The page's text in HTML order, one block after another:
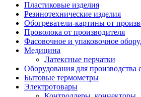
Пластиковые изделия
Резинотехнические изделия
Обогреватели-картины от
Проволока от производителя
Фасовочное и упаковочное
Медицина
Латексные перчатки
Оборудования для производства
Бытовые термометры
Электротовары